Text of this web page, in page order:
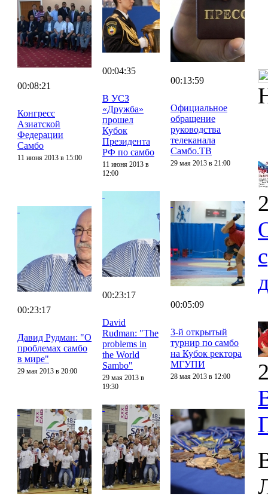
00:08:21
Конгресс
Азиатской
Федерации
Самбо
11 июня 2013 в 15:00
00:04:35
В УСЗ
«Дружба»
прошел
Кубок
Президента
РФ по самбо
11 июня 2013 в
12:00
00:13:59
Официальное
обращение
руководства
телеканала
Самбо.ТВ
29 мая 2013 в 21:00
00:23:17
Давид Рудман: "О
проблемах самбо
в мире"
29 мая 2013 в 20:00
00:23:17
David
Rudman: "The
problems in
the World
Sambo"
29 мая 2013 в
19:30
00:05:09
3-й открытый
турнир по самбо
на Кубок ректора
МГУПИ
28 мая 2013 в 12:00